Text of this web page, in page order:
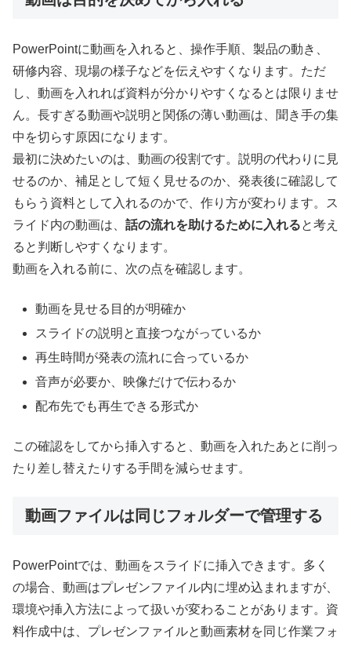
PowerPointに動画を入れると、操作手順、製品の動き、
研修内容、現場の様子などを伝えやすくなります。ただ
し、動画を入れれば資料が分かりやすくなるとは限りませ
ん。長すぎる動画や説明と関係の薄い動画は、聞き手の集
中を切らす原因になります。
最初に決めたいのは、動画の役割です。説明の代わりに見
せるのか、補足として短く見せるのか、発表後に確認して
もらう資料として入れるのかで、作り方が変わります。ス
ライド内の動画は、 話の流れを助けるために入れると考え
ると判断しやすくなります。
動画を入れる前に、次の点を確認します。
動画を見せる目的が明確か
スライドの説明と直接つながっているか
再生時間が発表の流れに合っているか
音声が必要か、映像だけで伝わるか
配布先でも再生できる形式か
この確認をしてから挿入すると、動画を入れたあとに削っ
たり差し替えたりする手間を減らせます。
動画ファイルは同じフォルダーで管理する
PowerPointでは、動画をスライドに挿入できます。多く
の場合、動画はプレゼンファイル内に埋め込まれますが、
環境や挿入方法によって扱いが変わることがあります。資
料作成中は、プレゼンファイルと動画素材を同じ作業フォ